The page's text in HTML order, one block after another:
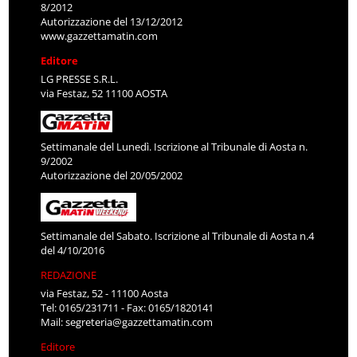
8/2012
Autorizzazione del 13/12/2012
www.gazzettamatin.com
Editore
LG PRESSE S.R.L.
via Festaz, 52 11100 AOSTA
Settimanale del Lunedì. Iscrizione al Tribunale di Aosta n.
9/2002
Autorizzazione del 20/05/2002
Settimanale del Sabato. Iscrizione al Tribunale di Aosta n.4
del 4/10/2016
REDAZIONE
via Festaz, 52 - 11100 Aosta
Tel: 0165/231711 - Fax: 0165/1820141
Mail:segreteria@gazzettamatin.com
Editore